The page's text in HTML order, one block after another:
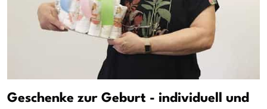
Geschenke zur Geburt - individuell und